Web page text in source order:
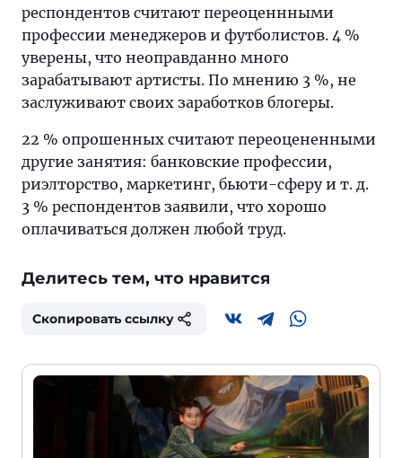
респондентов считают переоценнными
профессии менеджеров и футболистов. 4 %
уверены, что неоправданно много
зарабатывают артисты. По мнению 3 %, не
заслуживают своих заработков блогеры.
22 % опрошенных считают переоцененными
другие занятия: банковские профессии,
риэлторство, маркетинг, бьюти-сферу и т. д.
3 % респондентов заявили, что хорошо
оплачиваться должен любой труд.
Делитесь тем, что нравится
Скопировать ссылку